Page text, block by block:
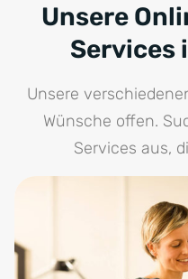
Unsere
Services
Unsere
Wünsche offen.
Services aus,